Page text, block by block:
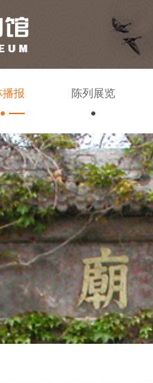
报 陈列展览